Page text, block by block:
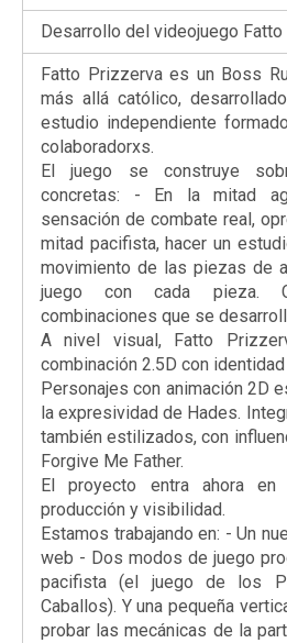
Desarrollo del videojuego
Fatto Prizzerva es un Boss
más allá católico,
estudio independiente
colaboradorxs.
El juego se construye
concretas: - En la mitad
sensación de combate real,
mitad pacifista, hacer un
movimiento de las piezas de
juego con cada pieza.
combinaciones que se
A nivel visual, Fatto
combinación 2.5D con
Personajes con animación 2D
la expresividad de Hades.
también estilizados, con
Forgive Me Father.
El proyecto entra ahora
producción y visibilidad.
Estamos trabajando en: - Un
web - Dos modos de juego
pacifista (el juego de los
Caballos). Y una pequeña
probar las mecánicas de la